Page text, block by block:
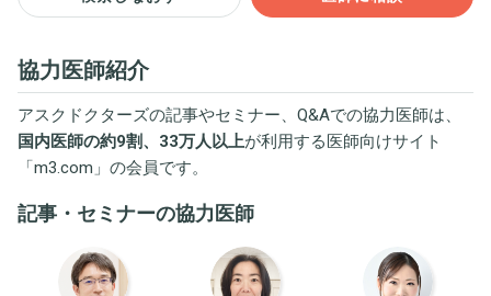
協力医師紹介
アスクドクターズの記事やセミナー、Q&Aでの協力医師は、
国内医師の約9割、33万人以上が利用する医師向けサイト
「m3.com 」の会員です。
記事・セミナーの協力医師